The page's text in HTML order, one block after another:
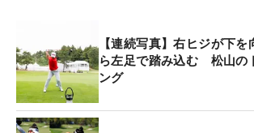
【連続写真】右ヒジが下
ら左足で踏み込む 松山の
ング